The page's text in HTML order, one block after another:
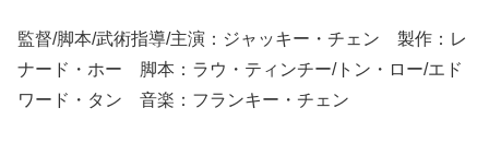
監督/脚本/武術指導/主演：ジャッキー・チェン 製作：レ
ナード・ホー 脚本：ラウ・ティンチー/トン・ロー/エド
ワード・タン 音楽：フランキー・チェン